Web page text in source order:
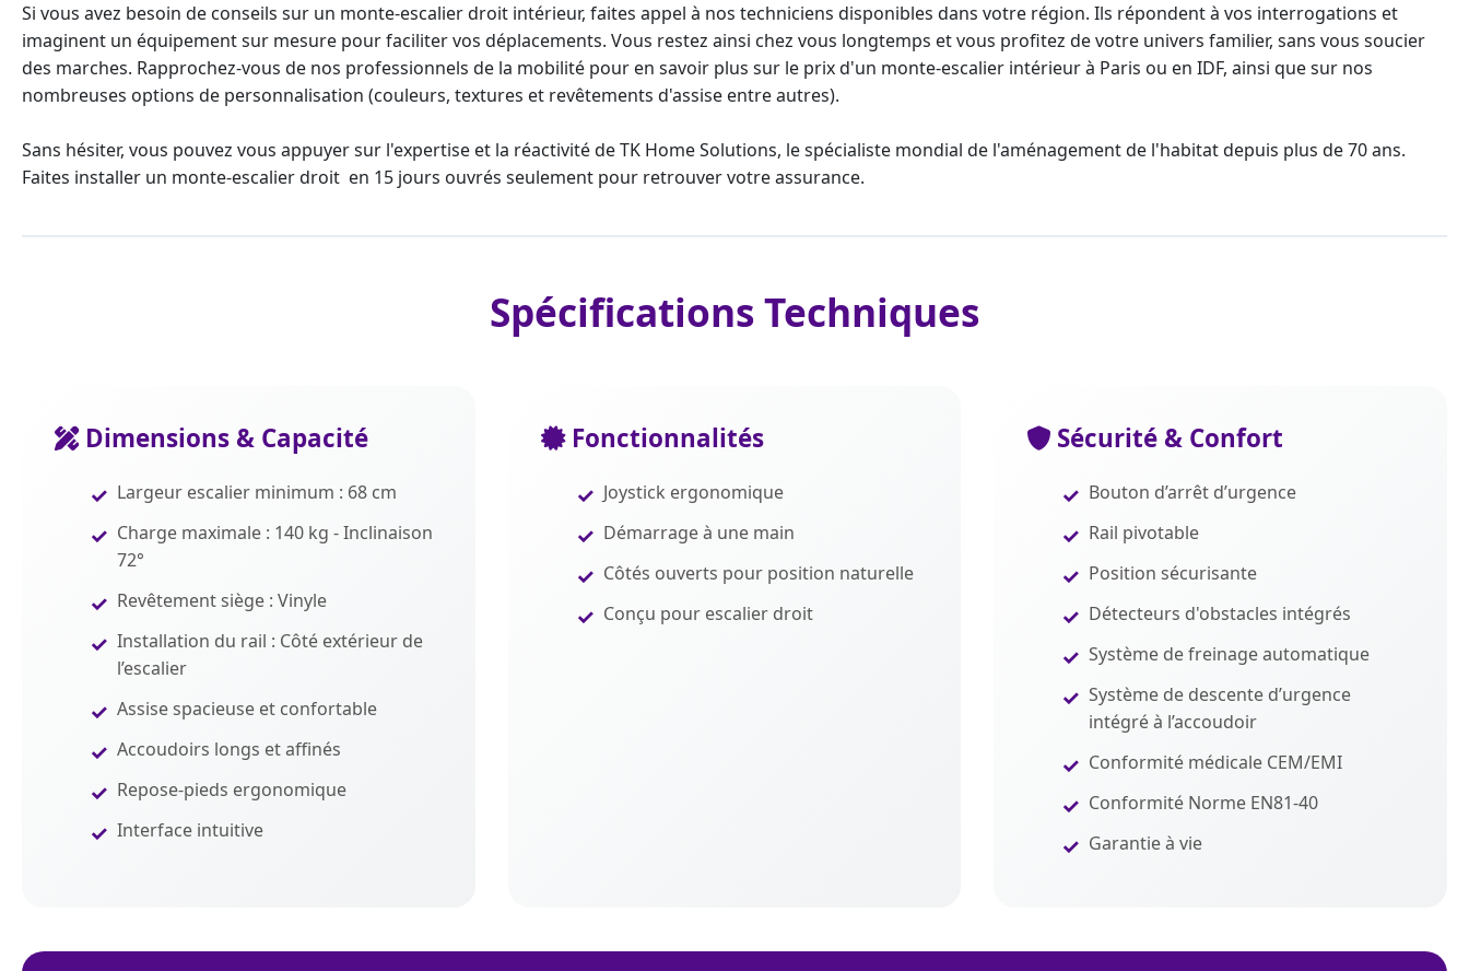
Si vous avez besoin de conseils sur un monte-escalier droit intérieur, faites appel à nos techniciens disponibles dans votre région. Ils répondent à vos interrogations et
imaginent un équipement sur mesure pour faciliter vos déplacements. Vous restez ainsi chez vous longtemps et vous profitez de votre univers familier, sans vous soucier
des marches. Rapprochez-vous de nos professionnels de la mobilité pour en savoir plus sur le prix d'un monte-escalier intérieur à Paris ou en IDF, ainsi que sur nos
nombreuses options de personnalisation (couleurs, textures et revêtements d'assise entre autres).
Sans hésiter, vous pouvez vous appuyer sur l'expertise et la réactivité de TK Home Solutions, le spécialiste mondial de l'aménagement de l'habitat depuis plus de 70 ans.
Faites installer un monte-escalier droit en 15 jours ouvrés seulement pour retrouver votre assurance.
Spécifications Techniques
Dimensions & Capacité
Largeur escalier minimum : 68 cm
Charge maximale : 140 kg - Inclinaison
72°
Revêtement siège : Vinyle
Installation du rail : Côté extérieur de
l’escalier
Assise spacieuse et confortable
Accoudoirs longs et affinés
Repose-pieds ergonomique
Interface intuitive
Fonctionnalités
Joystick ergonomique
Démarrage à une main
Côtés ouverts pour position naturelle
Conçu pour escalier droit
Sécurité & Confort
Bouton d’arrêt d’urgence
Rail pivotable
Position sécurisante
Détecteurs d'obstacles intégrés
Système de freinage automatique
Système de descente d’urgence
intégré à l’accoudoir
Conformité médicale CEM/EMI
Conformité Norme EN81-40
Garantie à vie